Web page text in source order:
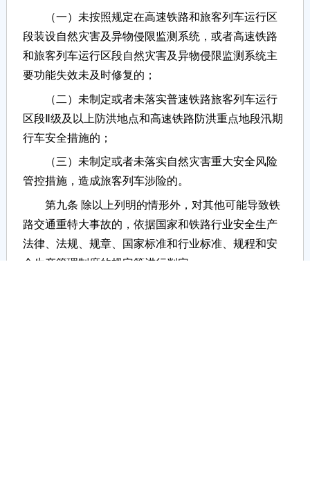
（一）未按照规定在高速铁路和旅客列车运行区
段装设自然灾害及异物侵限监测系统，或者高速铁路
和旅客列车运行区段自然灾害及异物侵限监测系统主
要功能失效未及时修复的；
（二）未制定或者未落实普速铁路旅客列车运行
区段Ⅱ级及以上防洪地点和高速铁路防洪重点地段汛期
行车安全措施的；
（三）未制定或者未落实自然灾害重大安全风险
管控措施，造成旅客列车涉险的。
第九条 除以上列明的情形外，对其他可能导致铁
路交通重特大事故的，依据国家和铁路行业安全生产
法律、法规、规章、国家标准和行业标准、规程和安
全生产管理制度的规定等进行判定。